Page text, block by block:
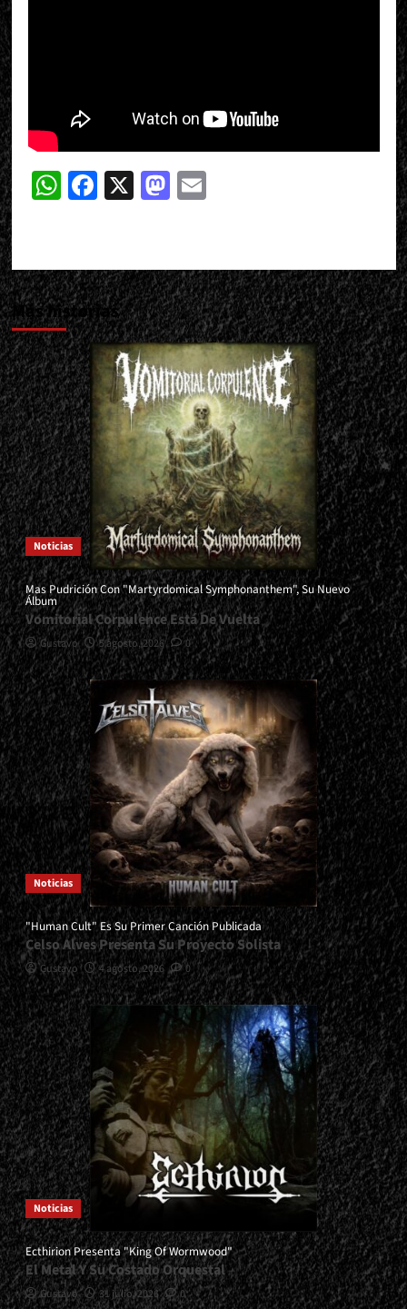
WhatsApp
Facebook
X Mastodon
Email
Más historias
Noticias
Mas Pudrición Con "Martyrdomical Symphonanthem", Su Nuevo
Álbum
Vomitorial Corpulence Está De Vuelta
Gustavo 5 agosto, 2026 0
Noticias
"Human Cult" Es Su Primer Canción Publicada
Celso Alves Presenta Su Proyecto Solista
Gustavo 4 agosto, 2026 0
Noticias
Ecthirion Presenta "King Of Wormwood"
El Metal Y Su Costado Orquestal
Gustavo 31 julio, 2026 0